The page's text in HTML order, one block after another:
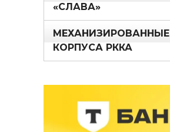
«СЛАВА»
МЕХАНИЗИРОВАННЫЕ
КОРПУСА РККА